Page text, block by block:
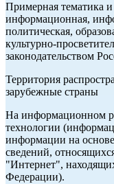
Примерная тематика
информационная,
политическая,
культурно-
законодательством
Территория
зарубежные страны
На информационном
технологии
информации на
сведений,
"Интернет",
Федерации).